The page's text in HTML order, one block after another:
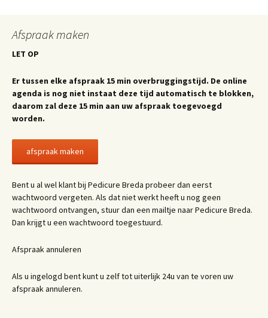
Afspraak maken
LET OP
Er tussen elke afspraak 15 min overbruggingstijd. De online
agenda is nog niet instaat deze tijd automatisch te blokken,
daarom zal deze 15 min aan uw afspraak toegevoegd
worden.
afspraak maken
Bent u al wel klant bij Pedicure Breda probeer dan eerst
wachtwoord vergeten. Als dat niet werkt heeft u nog geen
wachtwoord ontvangen, stuur dan een mailtje naar Pedicure Breda.
Dan krijgt u een wachtwoord toegestuurd.
Afspraak annuleren
Als u ingelogd bent kunt u zelf tot uiterlijk 24u van te voren uw
afspraak annuleren.